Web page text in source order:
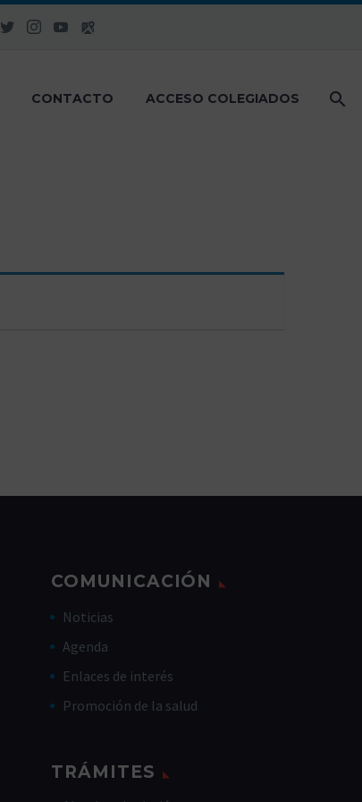
CONTACTO ACCESO COLEGIADOS
COMUNICACIÓN
Noticias
Agenda
Enlaces de interés
Promoción de la salud
TRÁMITES